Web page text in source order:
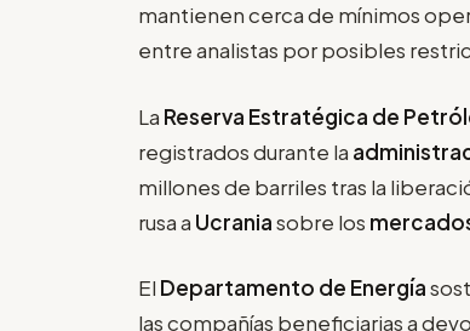
mantienen cerca de mínimos
entre analistas por posibles
La Reserva Estratégica de
registrados durante la
millones de barriles tras la
rusa a Ucraniasobre los
El Departamento de Energía
las compañías beneficiarias a